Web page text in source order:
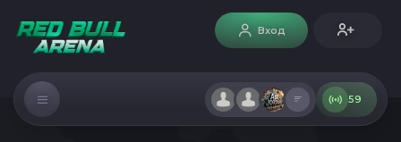
Вход
59